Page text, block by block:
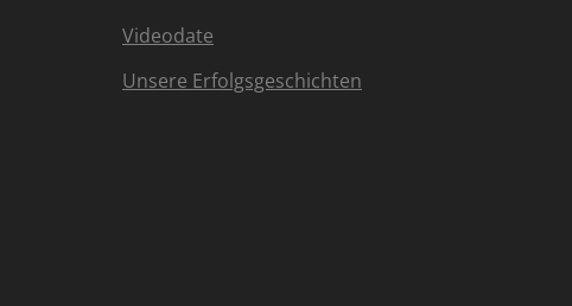
Videodate
Unsere Erfolgsgeschichten